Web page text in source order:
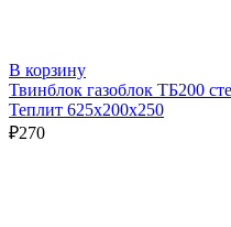
В корзину
Твинблок газоблок ТБ200
Теплит 625х200х250
₽270